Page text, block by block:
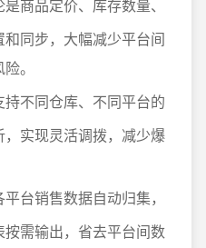
是商品定价、库存数量、
同步，大幅减少平台间
。
持不同仓库、不同平台的
实现灵活调拨，减少爆
平台销售数据自动归集，
需输出，省去平台间数